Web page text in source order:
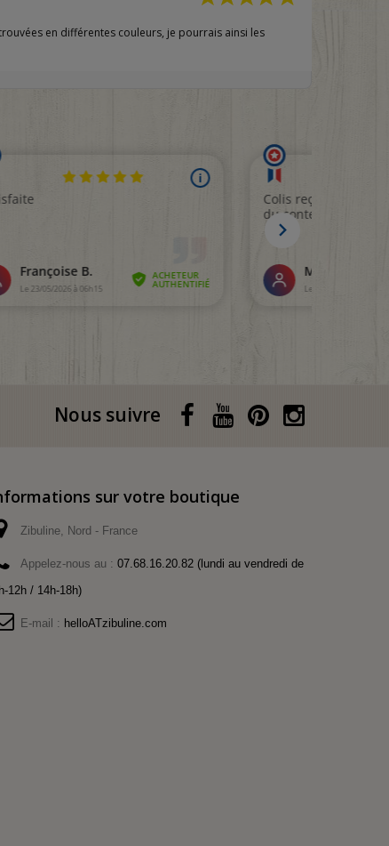
en différentes couleurs, je pourrais ainsi les
Nous suivre
sur votre boutique
Zibuline, Nord - France
Appelez-nous au :07.68.16.20.82 (lundi au vendredi de
12h / 14h-18h)
E-mail : helloATzibuline.com